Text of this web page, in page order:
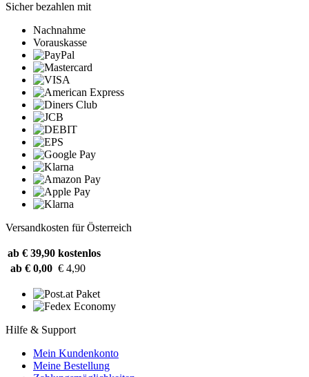
Sicher bezahlen mit
Nachnahme
Vorauskasse
Versandkosten für Österreich
ab € 39,90 kostenlos
ab € 0,00 € 4,90
Hilfe & Support
Mein Kundenkonto
Meine Bestellung